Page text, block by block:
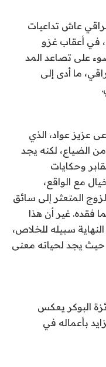
عاش تداعيات
في أعقاب غزو
الضوء على تصاعد المد
ما أدى إلى
عواد، الذي
الضياع، لكنه يجد
وحكايات
مع الواقع،
المتعثر إلى سائق
فقده. غير أن هذا
سبيله للخلاص،
حيث يجد لحياته معنى
البوكر يعكس
بأعماله في